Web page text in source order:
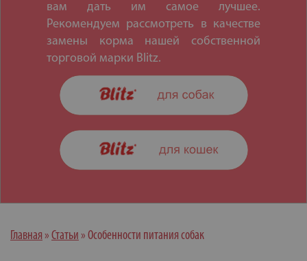
вам дать им самое лучшее.
Рекомендуем рассмотреть в качестве
замены корма нашей собственной
торговой марки Blitz.
Главная » Статьи » Особенности питания собак